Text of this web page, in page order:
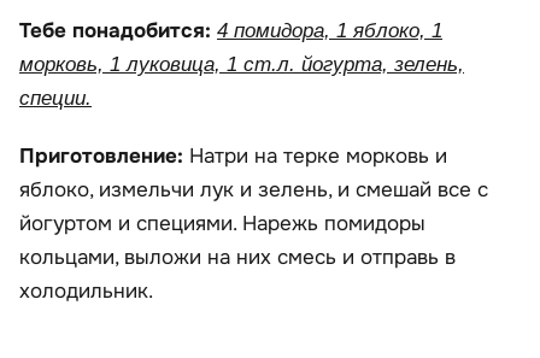
Тебе понадобится: 4 помидора, 1 яблоко, 1
морковь, 1 луковица, 1 ст.л. йогурта, зелень,
специи.
Приготовление: Натри на терке морковь и
яблоко, измельчи лук и зелень, и смешай все с
йогуртом и специями. Нарежь помидоры
кольцами, выложи на них смесь и отправь в
холодильник.